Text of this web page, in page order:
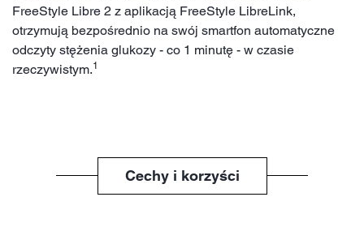
FreeStyle Libre 2 z aplikacją FreeStyle LibreLink,
otrzymują bezpośrednio na swój smartfon automatyczne
odczyty stężenia glukozy - co 1 minutę - w czasie
rzeczywistym.1
Cechy i korzyści